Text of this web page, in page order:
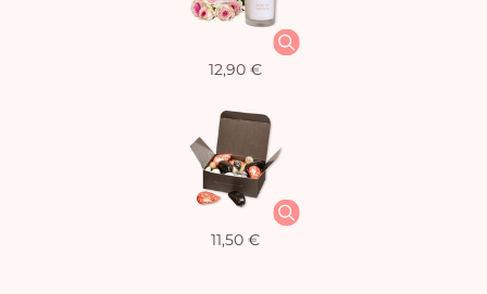
12,90 €
11,50 €